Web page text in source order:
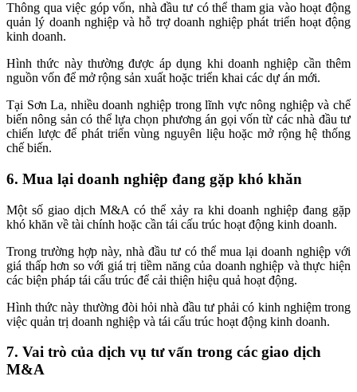
Thông qua việc góp vốn, nhà đầu tư có thể tham gia vào hoạt động
quản lý doanh nghiệp và hỗ trợ doanh nghiệp phát triển hoạt động
kinh doanh.
Hình thức này thường được áp dụng khi doanh nghiệp cần thêm
nguồn vốn để mở rộng sản xuất hoặc triển khai các dự án mới.
Tại Sơn La, nhiều doanh nghiệp trong lĩnh vực nông nghiệp và chế
biến nông sản có thể lựa chọn phương án gọi vốn từ các nhà đầu tư
chiến lược để phát triển vùng nguyên liệu hoặc mở rộng hệ thống
chế biến.
6. Mua lại doanh nghiệp đang gặp khó khăn
Một số giao dịch M&A có thể xảy ra khi doanh nghiệp đang gặp
khó khăn về tài chính hoặc cần tái cấu trúc hoạt động kinh doanh.
Trong trường hợp này, nhà đầu tư có thể mua lại doanh nghiệp với
giá thấp hơn so với giá trị tiềm năng của doanh nghiệp và thực hiện
các biện pháp tái cấu trúc để cải thiện hiệu quả hoạt động.
Hình thức này thường đòi hỏi nhà đầu tư phải có kinh nghiệm trong
việc quản trị doanh nghiệp và tái cấu trúc hoạt động kinh doanh.
7. Vai trò của dịch vụ tư vấn trong các giao dịch
M&A